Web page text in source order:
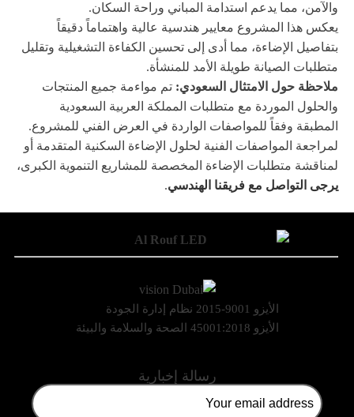
والآمن، مما يدعم استدامة المباني وراحة السكان.
يعكس هذا المشروع معايير هندسية عالية واهتماماً دقيقاً
بتفاصيل الإضاءة، مما أدى إلى تحسين الكفاءة التشغيلية وتقليل
متطلبات الصيانة طويلة الأمد للمنشأة.
ملاحظة حول الامتثال السعودي:تم مواءمة جميع المنتجات
والحلول الموردة مع متطلبات المملكة العربية السعودية
المطبقة وفقاً للمواصفات الواردة في العرض الفني للمشروع.
لمراجعة المواصفات الفنية لحلول الإضاءة السكنية المتقدمة أو
لمناقشة متطلبات الإضاءة المخصصة للمشاريع التنموية الكبرى،
يرجى التواصل مع فريقنا الهندسي.
الأيزو 9001-2015 نظام إدارة الجودة
الأيزو 45001:2018 الصحة والسلامة والبيئة
رسالة إخبارية